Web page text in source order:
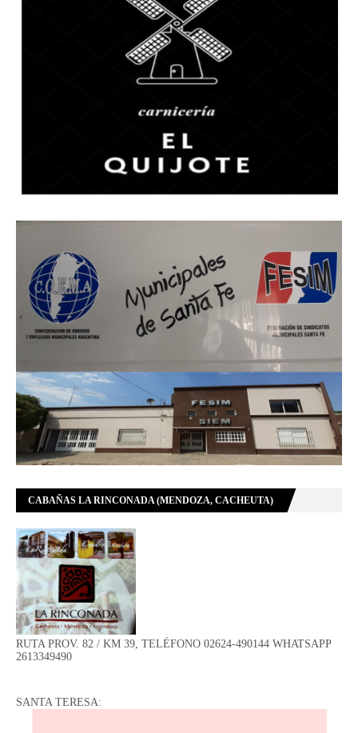
CABAÑAS LA RINCONADA (MENDOZA, CACHEUTA)
RUTA PROV. 82 / KM 39, TELÉFONO 02624-490144 WHATSAPP
2613349490
SANTA TERESA: